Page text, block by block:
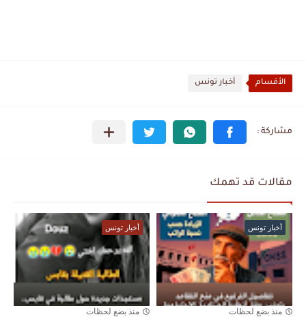
الأقسام أخبار تونس
مقالات قد تهمك
أخبار تونس
منذ بضع لحظات
أخبار تونس
منذ بضع لحظات